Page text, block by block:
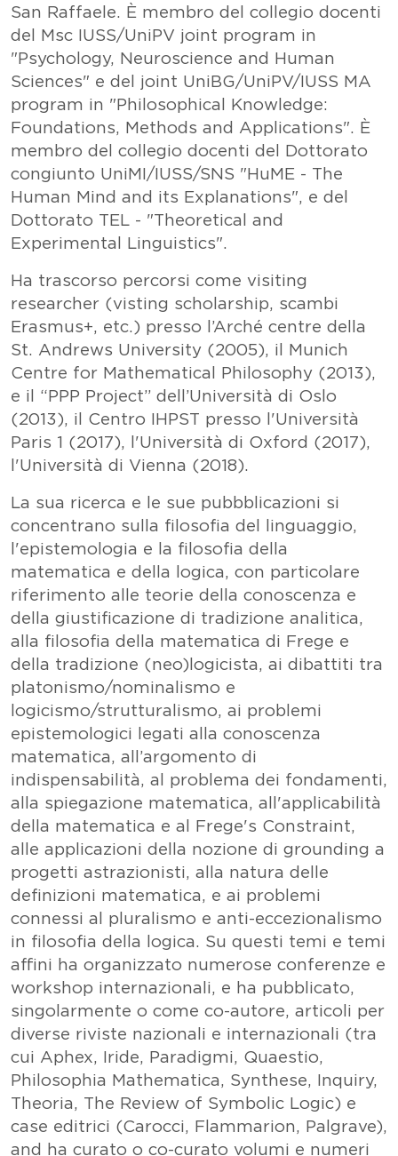
San Raffaele. È membro del collegio docenti
del Msc IUSS/UniPV joint program in
"Psychology, Neuroscience and Human
Sciences" e del joint UniBG/UniPV/IUSS MA
program in "Philosophical Knowledge:
Foundations, Methods and Applications". È
membro del collegio docenti del Dottorato
congiunto UniMI/IUSS/SNS "HuME - The
Human Mind and its Explanations", e del
Dottorato TEL - "Theoretical and
Experimental Linguistics".
Ha trascorso percorsi come visiting
researcher (visting scholarship, scambi
Erasmus+, etc.) presso l’Arché centre della
St. Andrews University (2005), il Munich
Centre for Mathematical Philosophy (2013),
e il “PPP Project” dell’Università di Oslo
(2013), il Centro IHPST presso l'Università
Paris 1 (2017), l'Università di Oxford (2017),
l'Università di Vienna (2018).
La sua ricerca e le sue pubbblicazioni si
concentrano sulla filosofia del linguaggio,
l'epistemologia e la filosofia della
matematica e della logica, con particolare
riferimento alle teorie della conoscenza e
della giustificazione di tradizione analitica,
alla filosofia della matematica di Frege e
della tradizione (neo)logicista, ai dibattiti tra
platonismo/nominalismo e
logicismo/strutturalismo, ai problemi
epistemologici legati alla conoscenza
matematica, all’argomento di
indispensabilità, al problema dei fondamenti,
alla spiegazione matematica, all'applicabilità
della matematica e al Frege's Constraint,
alle applicazioni della nozione di grounding a
progetti astrazionisti, alla natura delle
definizioni matematica, e ai problemi
connessi al pluralismo e anti-eccezionalismo
in filosofia della logica. Su questi temi e temi
affini ha organizzato numerose conferenze e
workshop internazionali, e ha pubblicato,
singolarmente o come co-autore, articoli per
diverse riviste nazionali e internazionali (tra
cui Aphex, Iride, Paradigmi, Quaestio,
Philosophia Mathematica, Synthese, Inquiry,
Theoria, The Review of Symbolic Logic) e
case editrici (Carocci, Flammarion, Palgrave),
and ha curato o co-curato volumi e numeri